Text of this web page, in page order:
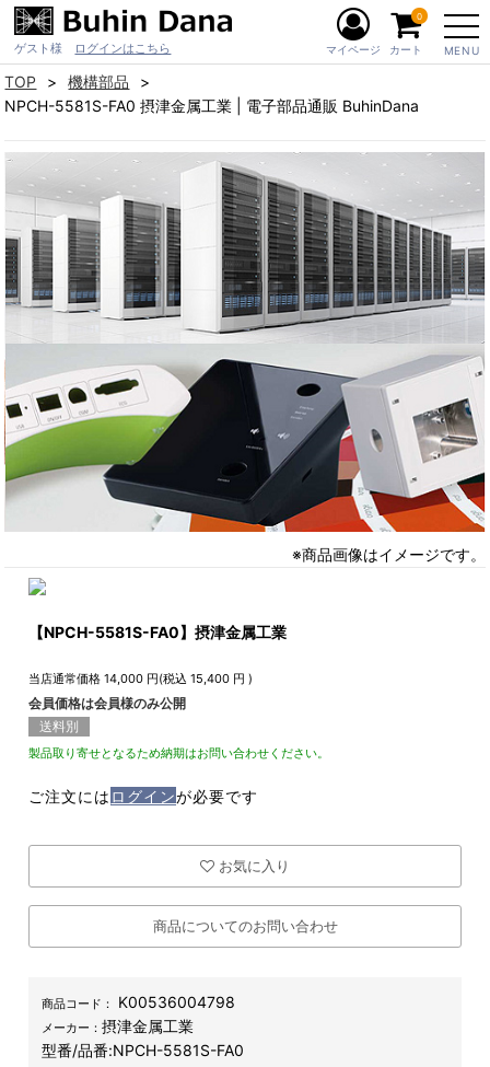
ゲスト様 ログインはこちら MENU
マイページ カート
0
TOP
機構部品
NPCH-5581S-FA0 摂津金属工業 | 電子部品通販 BuhinDana
※商品画像はイメージです。
【NPCH-5581S-FA0】摂津金属工業
当店通常価格 14,000 円(税込15,400 円 )
会員価格は会員様のみ公開
送料別
製品取り寄せとなるため納期はお問い合わせください。
ご注文には ログインが必要です
お気に入り
商品についてのお問い合わせ
商品コード： K00536004798
メーカー：摂津金属工業
型番/品番:NPCH-5581S-FA0